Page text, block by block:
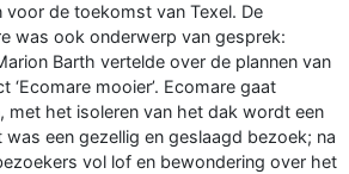
de toekomst van Texel. De
was ook onderwerp van gesprek:
Barth vertelde over de plannen van
‘Ecomare mooier’. Ecomare gaat
met het isoleren van het dak wordt een
een gezellig en geslaagd bezoek; na
vol lof en bewondering over het